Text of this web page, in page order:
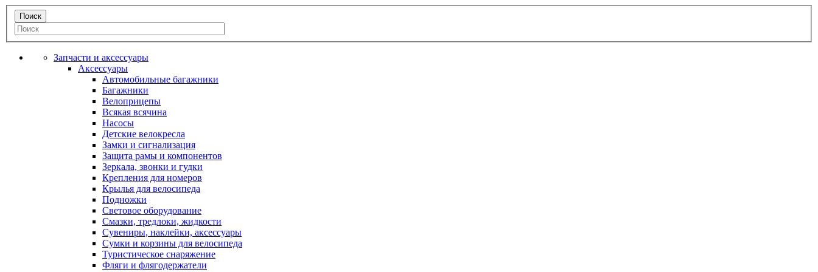
Запчасти и аксессуары
Аксессуары
Автомобильные багажники
Багажники
Велоприцепы
Всякая всячина
Насосы
Детские велокресла
Замки и сигнализация
Защита рамы и компонентов
Зеркала, звонки и гудки
Крепления для номеров
Крылья для велосипеда
Подножки
Световое оборудование
Смазки, тредлоки, жидкости
Сувениры, наклейки, аксессуары
Сумки и корзины для велосипеда
Туристическое снаряжение
Фляги и флягодержатели